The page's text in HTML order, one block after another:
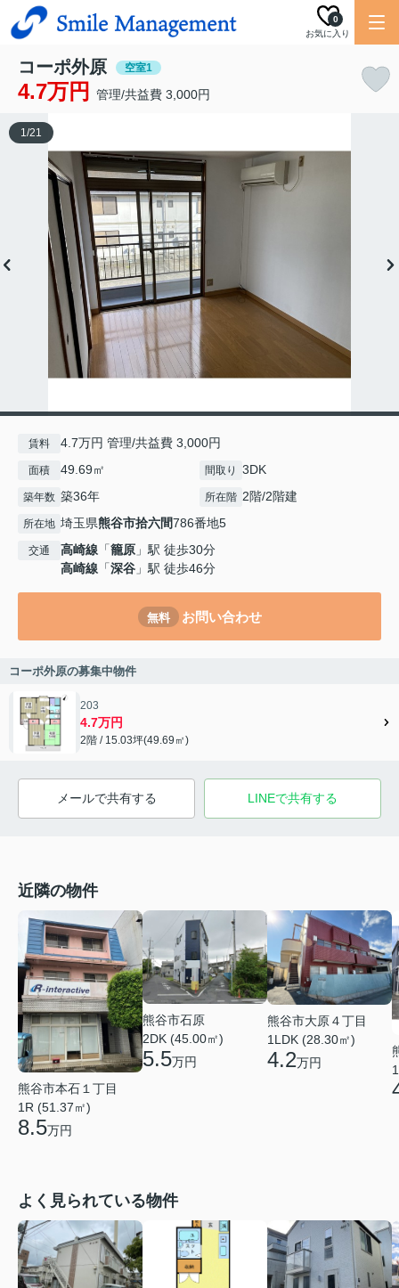
お気に入り
0
コーポ外原 空室1
4.7万円 管理/共益費 3,000円
1/21
賃料 4.7万円 管理/共益費 3,000円
面積 49.69㎡ 間取り 3DK
築年数 築36年 所在階 2階/2階建
所在地 埼玉県熊谷市拾六間786番地5
交通 高崎線 「籠原 」駅 徒歩30分
高崎線 「深谷 」駅 徒歩46分
無料 お問い合わせ
コーポ外原の募集中物件
203
4.7万円
2階 / 15.03坪(49.69㎡)
メールで共有する LINEで共有する
近隣の物件
熊谷市本石１丁目
1R (51.37㎡)
8.5万円
熊谷市石原
2DK (45.00㎡)
5.5万円
熊谷市大原４丁目
1LDK (28.30㎡)
4.2万円
よく見られている物件